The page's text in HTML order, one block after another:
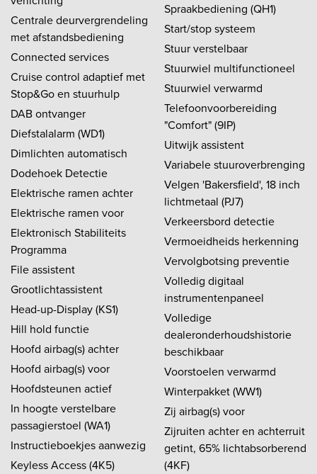
Centrale deurvergrendeling
met afstandsbediening
Connected services
Cruise control adaptief met
Stop&Go en stuurhulp
DAB ontvanger
Diefstalalarm (WD1)
Dimlichten automatisch
Dodehoek Detectie
Elektrische ramen achter
Elektrische ramen voor
Elektronisch Stabiliteits
Programma
File assistent
Grootlichtassistent
Head-up-Display (KS1)
Hill hold functie
Hoofd airbag(s) achter
Hoofd airbag(s) voor
Hoofdsteunen actief
In hoogte verstelbare
passagierstoel (WA1)
Instructieboekjes aanwezig
Keyless Access (4K5)
Spraakbediening (QH1)
Start/stop systeem
Stuur verstelbaar
Stuurwiel multifunctioneel
Stuurwiel verwarmd
Telefoonvoorbereiding
"Comfort" (9IP)
Uitwijk assistent
Variabele stuuroverbrenging
Velgen 'Bakersfield', 18 inch
lichtmetaal (PJ7)
Verkeersbord detectie
Vermoeidheids herkenning
Vervolgbotsing preventie
Volledig digitaal
instrumentenpaneel
Volledige
dealeronderhoudshistorie
beschikbaar
Voorstoelen verwarmd
Winterpakket (WW1)
Zij airbag(s) voor
Zijruiten achter en achterruit
getint, 65% lichtabsorberend
(4KF)